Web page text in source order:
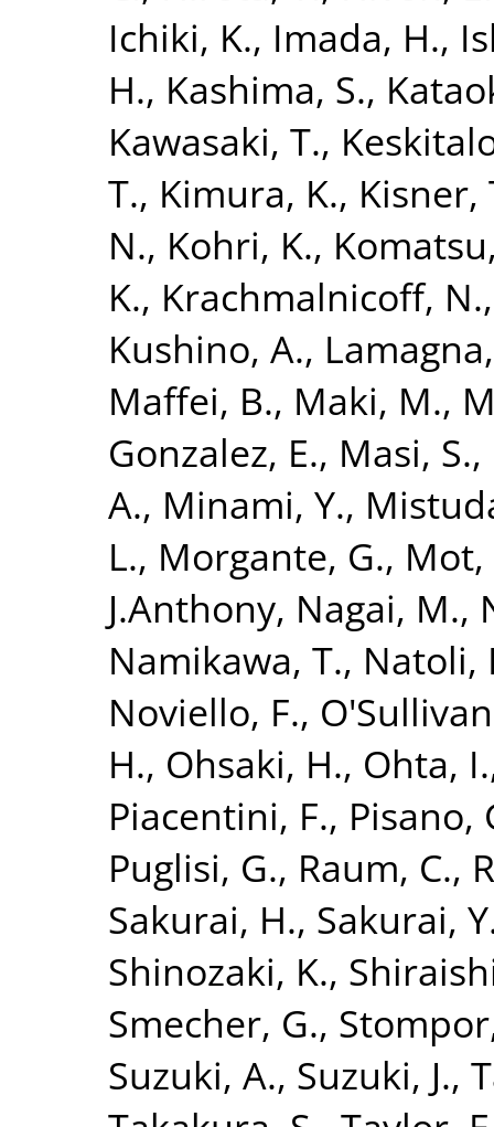
Ichiki, K., Imada, H.,
H., Kashima, S.,
Kawasaki, T.,
T., Kimura, K., Kisner,
N., Kohri, K.,
K., Krachmalnicoff, N.
Kushino, A.,
Maffei, B., Maki, M.,
Gonzalez, E., Masi, S.,
A., Minami, Y.,
L., Morgante, G., Mot,
J.Anthony, Nagai, M.,
Namikawa, T., Natoli,
Noviello, F.,
H., Ohsaki, H., Ohta, I.
Piacentini, F., Pisano,
Puglisi, G., Raum, C.,
Sakurai, H., Sakurai,
Shinozaki, K.,
Smecher, G.,
Suzuki, A., Suzuki, J.,